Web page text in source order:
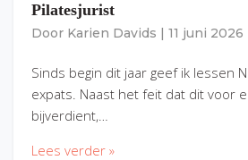
Pilatesjurist
Door Karien Davids 11 juni 2026
Sinds begin dit jaar geef ik lessen
expats. Naast het feit dat dit voor
bijverdient,…
Lees verder »